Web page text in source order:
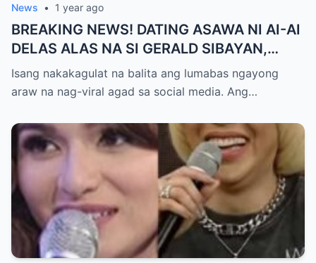
News • 1 year ago
BREAKING NEWS! DATING ASAWA NI AI-AI
DELAS ALAS NA SI GERALD SIBAYAN,
TIMBOG SA MILYON-MILYONG PERANG
NILIMAS UMANO! Showbiz World
MAKAPANIWALA SA MATINDING
PAGTATAKSIL!
Isang nakakagulat na balita ang lumabas ngayong
araw na nag-viral agad sa social media. Ang…